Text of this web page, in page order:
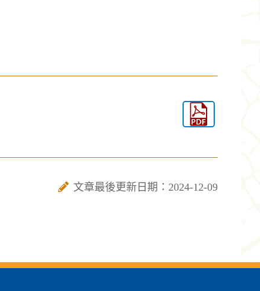
文章最後更新日期：2024-12-09